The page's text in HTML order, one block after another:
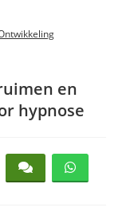
en
hypnose